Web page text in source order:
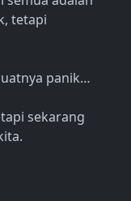
tetapi
panik…
sekarang